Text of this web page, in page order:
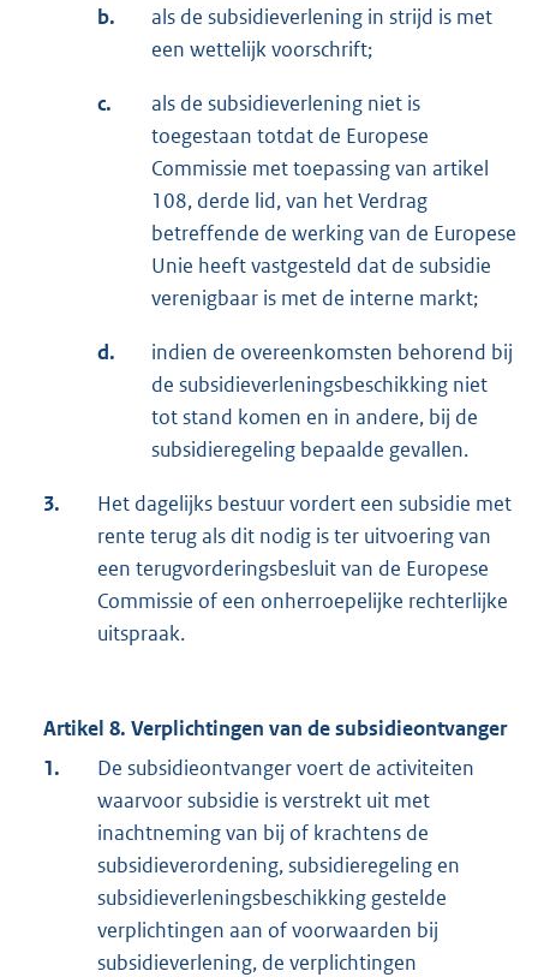
b.
als de subsidieverlening in strijd is met
een wettelijk voorschrift;
c.
als de subsidieverlening niet is
toegestaan totdat de Europese
Commissie met toepassing van artikel
108, derde lid, van het Verdrag
betreffende de werking van de Europese
Unie heeft vastgesteld dat de subsidie
verenigbaar is met de interne markt;
d.
indien de overeenkomsten behorend bij
de subsidieverleningsbeschikking niet
tot stand komen en in andere, bij de
subsidieregeling bepaalde gevallen.
3.
Het dagelijks bestuur vordert een subsidie met
rente terug als dit nodig is ter uitvoering van
een terugvorderingsbesluit van de Europese
Commissie of een onherroepelijke rechterlijke
uitspraak.
Artikel 8. Verplichtingen van de subsidieontvanger
1.
De subsidieontvanger voert de activiteiten
waarvoor subsidie is verstrekt uit met
inachtneming van bij of krachtens de
subsidieverordening, subsidieregeling en
subsidieverleningsbeschikking gestelde
verplichtingen aan of voorwaarden bij
subsidieverlening, de verplichtingen